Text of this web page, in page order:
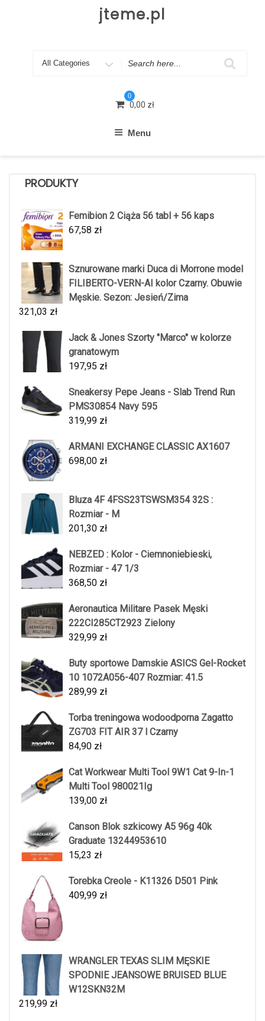
jteme.pl
Search
0
0,00 zł
Menu
PRODUKTY
Femibion 2 Ciąża 56 tabl + 56 kaps
67,58 zł
Sznurowane marki Duca di Morrone model
FILIBERTO-VERN-AI kolor Czarny. Obuwie
Męskie. Sezon: Jesień/Zima
321,03 zł
Jack & Jones Szorty "Marco" w kolorze
granatowym
197,95 zł
Sneakersy Pepe Jeans - Slab Trend Run
PMS30854 Navy 595
319,99 zł
ARMANI EXCHANGE CLASSIC AX1607
698,00 zł
Bluza 4F 4FSS23TSWSM354 32S :
Rozmiar - M
201,30 zł
NEBZED : Kolor - Ciemnoniebieski,
Rozmiar - 47 1/3
368,50 zł
Aeronautica Militare Pasek Męski
222CI285CT2923 Zielony
329,99 zł
Buty sportowe Damskie ASICS Gel-Rocket
10 1072A056-407 Rozmiar: 41.5
289,99 zł
Torba treningowa wodoodporna Zagatto
ZG703 FIT AIR 37 l Czarny
84,90 zł
Cat Workwear Multi Tool 9W1 Cat 9-In-1
Multi Tool 980021Ig
139,00 zł
Canson Blok szkicowy A5 96g 40k
Graduate 13244953610
15,23 zł
Torebka Creole - K11326 D501 Pink
409,99 zł
WRANGLER TEXAS SLIM MĘSKIE
SPODNIE JEANSOWE BRUISED BLUE
W12SKN32M
219,99 zł